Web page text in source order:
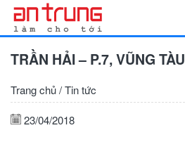
TRẦN HẢI – P.7, VŨNG TÀU
Trang chủ/Tin tức
23/04/2018